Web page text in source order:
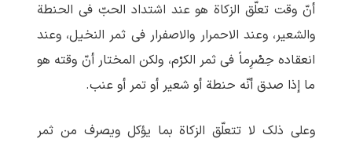
أنّ وقت تعلّق الزکاة هو عند اشتداد الحبّ فی الحنطة
والشعیر، وعند الاحمرار والاصفرار فی ثمر النخیل، وعند
انعقاده حِصْرِماً فی ثمر الکرْم، ولکن المختار أنّ وقته هو
ما إذا صدق أنّه حنطة أو شعیر أو تمر أو عنب.
وعلی ذلک لا تتعلّق الزکاة بما یؤکل ویصرف من ثمر